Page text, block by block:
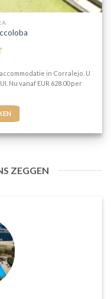
in Corralejo. U
Nu vanaf EUR 628.00 per
ZEGGEN